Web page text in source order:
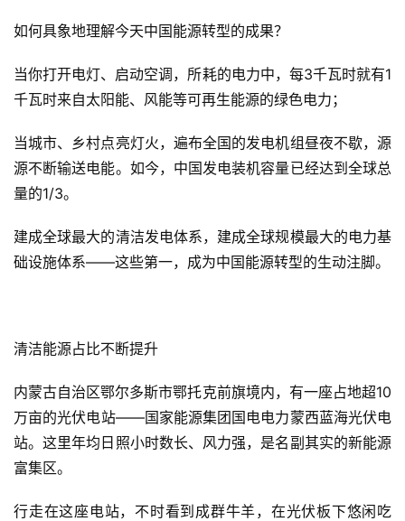
如何具象地理解今天中国能源转型的成果？
当你打开电灯、启动空调，所耗的电力中，每3千瓦时就有1
千瓦时来自太阳能、风能等可再生能源的绿色电力；
当城市、乡村点亮灯火，遍布全国的发电机组昼夜不歇，源
源不断输送电能。如今，中国发电装机容量已经达到全球总
量的1/3。
建成全球最大的清洁发电体系，建成全球规模最大的电力基
础设施体系——这些第一，成为中国能源转型的生动注脚。
清洁能源占比不断提升
内蒙古自治区鄂尔多斯市鄂托克前旗境内，有一座占地超10
万亩的光伏电站——国家能源集团国电电力蒙西蓝海光伏电
站。这里年均日照小时数长、风力强，是名副其实的新能源
富集区。
行走在这座电站，不时看到成群牛羊，在光伏板下悠闲吃